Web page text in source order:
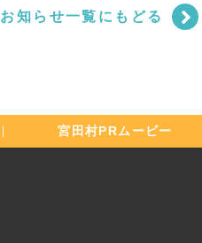
お知らせ一覧にもどる
宮田村PRムービー